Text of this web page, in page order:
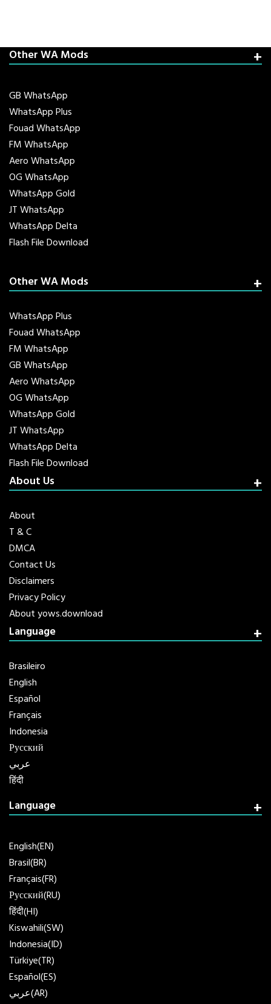
Other WA Mods
GB WhatsApp
WhatsApp Plus
Fouad WhatsApp
FM WhatsApp
Aero WhatsApp
OG WhatsApp
WhatsApp Gold
JT WhatsApp
WhatsApp Delta
Flash File Download
Other WA Mods
WhatsApp Plus
Fouad WhatsApp
FM WhatsApp
GB WhatsApp
Aero WhatsApp
OG WhatsApp
WhatsApp Gold
JT WhatsApp
WhatsApp Delta
Flash File Download
About Us
About
T & C
DMCA
Contact Us
Disclaimers
Privacy Policy
About yows.download
Language
Brasileiro
English
Español
Français
Indonesia
Русский
عربي
हिंदी
Language
English(EN)
Brasil(BR)
Français(FR)
Русский(RU)
हिंदी(HI)
Kiswahili(SW)
Indonesia(ID)
Türkiye(TR)
Español(ES)
عربي(AR)